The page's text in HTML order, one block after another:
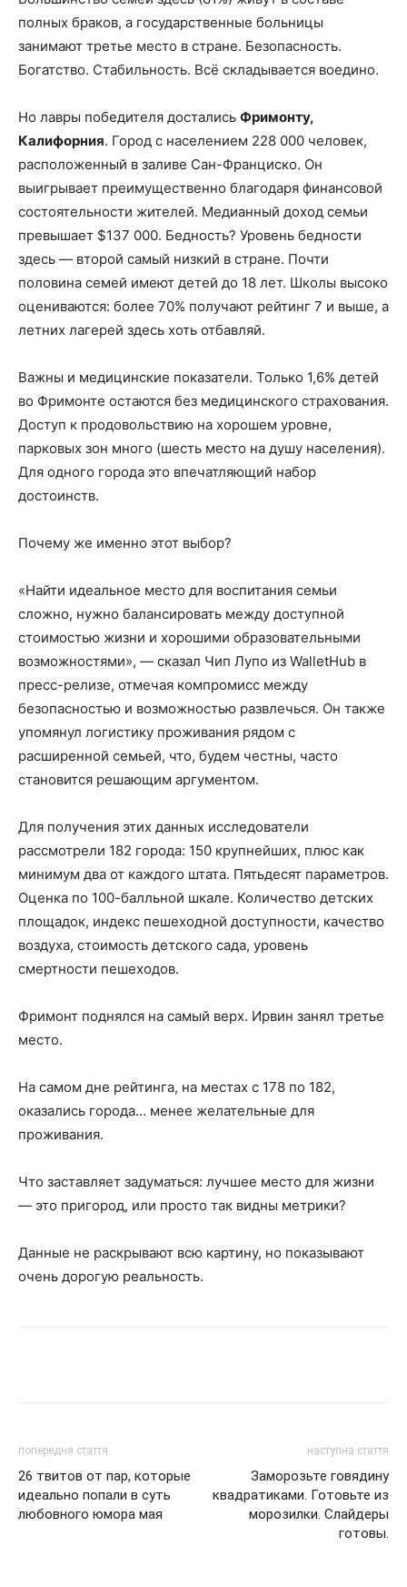
полных браков, а государственные больницы
занимают третье место в стране. Безопасность.
Богатство. Стабильность. Всё складывается воедино.
Но лавры победителя достались Фримонту,
Калифорния. Город с населением 228 000 человек,
расположенный в заливе Сан-Франциско. Он
выигрывает преимущественно благодаря финансовой
состоятельности жителей. Медианный доход семьи
превышает $137 000. Бедность? Уровень бедности
здесь — второй самый низкий в стране. Почти
половина семей имеют детей до 18 лет. Школы высоко
оцениваются: более 70% получают рейтинг 7 и выше, а
летних лагерей здесь хоть отбавляй.
Важны и медицинские показатели. Только 1,6% детей
во Фримонте остаются без медицинского страхования.
Доступ к продовольствию на хорошем уровне,
парковых зон много (шесть место на душу населения).
Для одного города это впечатляющий набор
достоинств.
Почему же именно этот выбор?
«Найти идеальное место для воспитания семьи
сложно, нужно балансировать между доступной
стоимостью жизни и хорошими образовательными
возможностями», — сказал Чип Лупо из WalletHub в
пресс-релизе, отмечая компромисс между
безопасностью и возможностью развлечься. Он также
упомянул логистику проживания рядом с
расширенной семьей, что, будем честны, часто
становится решающим аргументом.
Для получения этих данных исследователи
рассмотрели 182 города: 150 крупнейших, плюс как
минимум два от каждого штата. Пятьдесят параметров.
Оценка по 100-балльной шкале. Количество детских
площадок, индекс пешеходной доступности, качество
воздуха, стоимость детского сада, уровень
смертности пешеходов.
Фримонт поднялся на самый верх. Ирвин занял третье
место.
На самом дне рейтинга, на местах с 178 по 182,
оказались города… менее желательные для
проживания.
Что заставляет задуматься: лучшее место для жизни
— это пригород, или просто так видны метрики?
Данные не раскрывают всю картину, но показывают
очень дорогую реальность.
попередня стаття
26 твитов от пар, которые
идеально попали в суть
любовного юмора мая
наступна стаття
Заморозьте говядину
квадратиками. Готовьте из
морозилки. Слайдеры
готовы.